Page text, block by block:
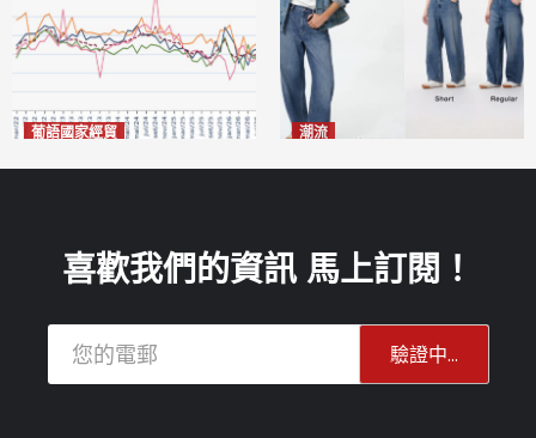
葡語國家經貿 潮流
喜歡我們的資訊 馬上訂閱！